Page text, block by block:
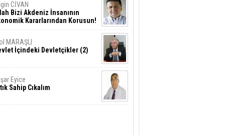
CİVAN
Bizi Akdeniz İnsanının
Kararlarından Korusun!
MARAŞLI
İçindeki Devletçikler (2)
Eyice
Sahip Cıkalım